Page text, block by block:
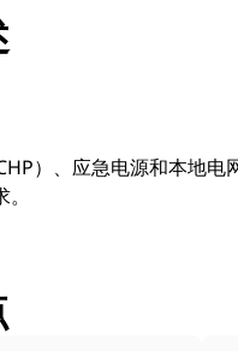
）、应急电源和本地电